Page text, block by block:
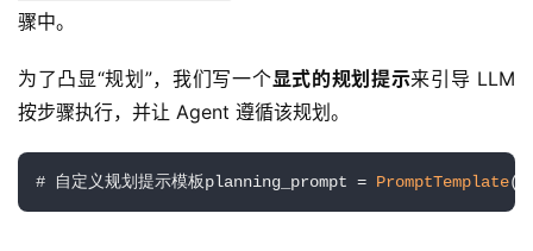
骤中。
为了凸显“规划”，我们写一个显式的规划提示来引导 LLM
按步骤执行，并让 Agent 遵循该规划。
# 自定义规划提示模板planning_prompt = PromptTemplate(